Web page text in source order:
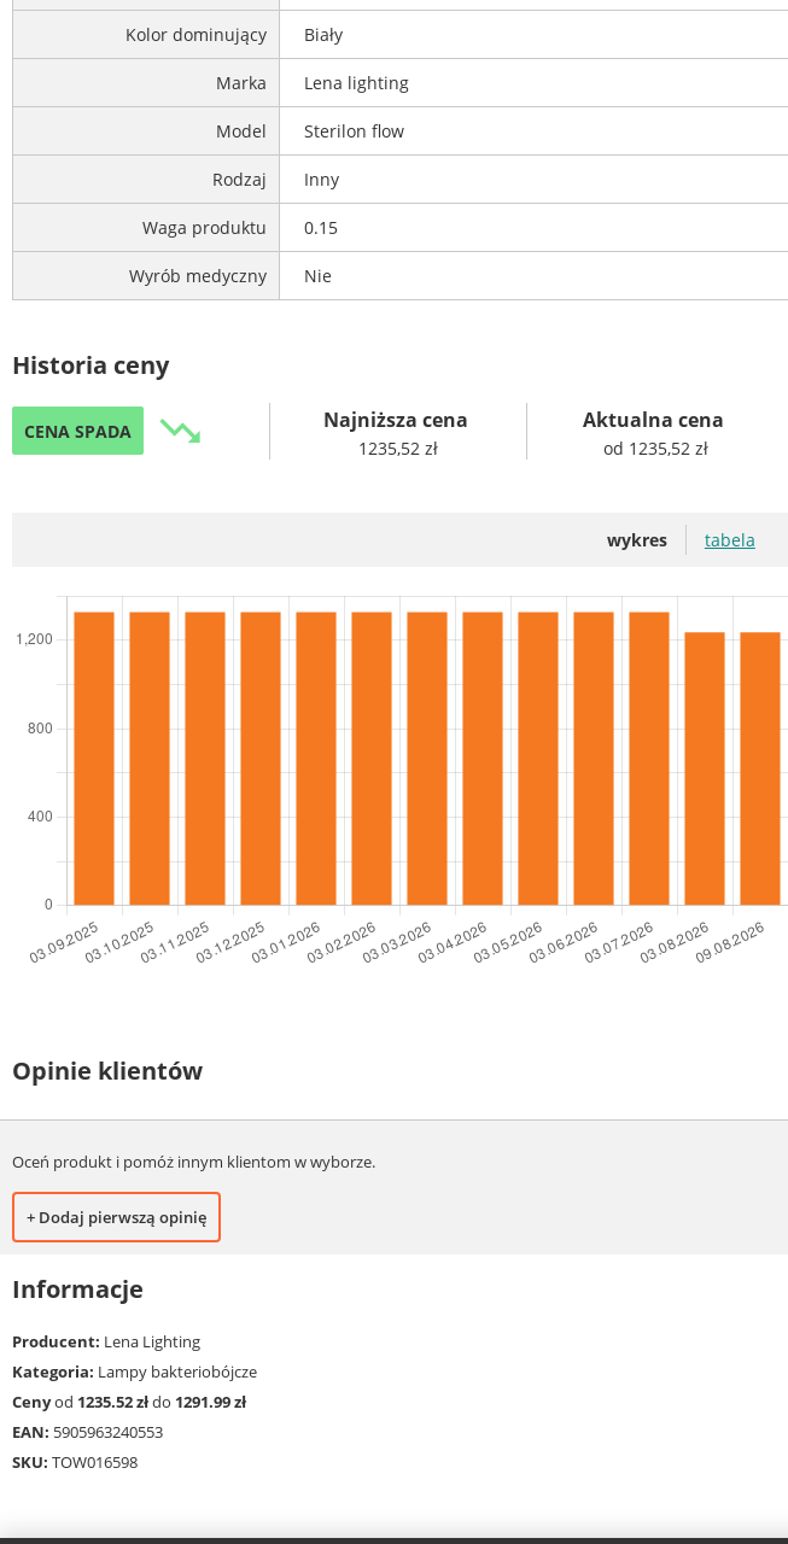
Kolor dominujący Biały
Marka Lena lighting
Model Sterilon flow
Rodzaj Inny
Waga produktu 0.15
Wyrób medyczny Nie
Historia ceny
CENA SPADA trending_down Najniższa cena
1235,52 zł
Aktualna cena
od 1235,52 zł
wykres tabela
Opinie klientów
Oceń produkt i pomóż innym klientom w wyborze.
+ Dodaj pierwszą opinię
Informacje
Producent: Lena Lighting
Kategoria: Lampy bakteriobójcze
Cenyod 1235.52 złdo 1291.99 zł
EAN: 5905963240553
SKU: TOW016598